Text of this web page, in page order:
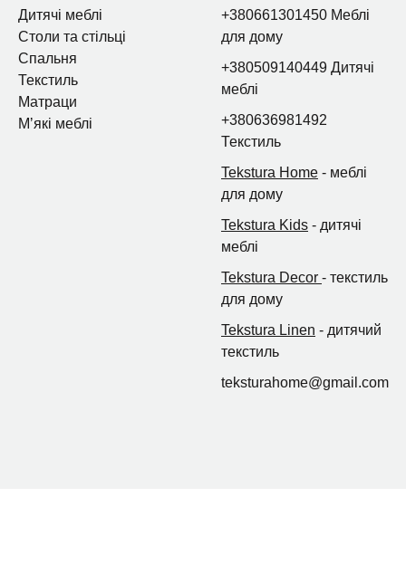
Дитячі меблі
Столи та стільці
Спальня
Текстиль
Матраци
Мʼякі меблі
+380661301450 Меблі
для дому
+380509140449 Дитячі
меблі
+380636981492
Текстиль
Tekstura Home - меблі
для дому
Tekstura Kids - дитячі
меблі
Tekstura Decor - текстиль
для дому
Tekstura Linen - дитячий
текстиль
teksturahome@gmail.com